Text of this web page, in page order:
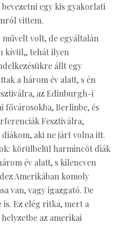
egy kis gyakorlati
vittem.
volt, de egyáltalán
kívül,, tehát ilyen
állt egy
a három év alatt, s én
az Edinburgh-i
fővárosokba, Berlinbe, és
Fesztiválra,
aki ne járt volna itt.
körülbelül harmincöt diák
év alatt, s kilencven
Amerikában komoly
van, vagy igazgató. De
Ez elég ritka, mert a
az amerikai